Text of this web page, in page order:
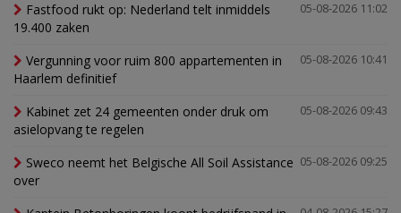
05-08-2026 11:02
Fastfood rukt op: Nederland telt inmiddels
19.400 zaken
05-08-2026 10:41
Vergunning voor ruim 800 appartementen in
Haarlem definitief
05-08-2026 09:43
Kabinet zet 24 gemeenten onder druk om
asielopvang te regelen
05-08-2026 09:25
Sweco neemt het Belgische All Soil Assistance
over